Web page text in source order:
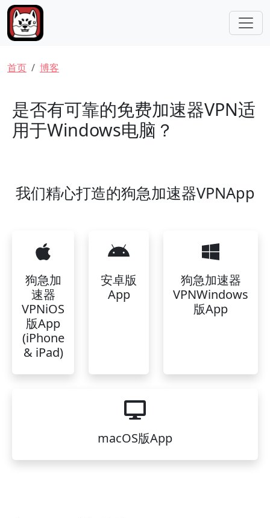
跳转到主要内容
面包屑
首页 博客
是否有可靠的免费加速器VPN适
用于Windows电脑？
我们精心打造的狗急加速器VPNApp
狗急加
速器
VPNiOS
版App
(iPhone
& iPad)
安卓版
App
狗急加速器
VPNWindows
版App
macOS版App